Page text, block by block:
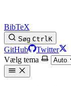
BibTeX
Søg CtrlK
GitHub
Twitter
Vælg tema